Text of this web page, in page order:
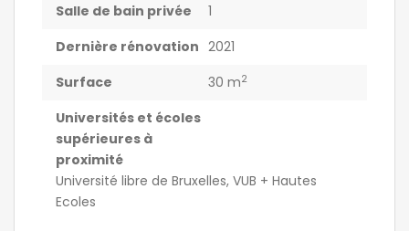
Salle de bain privée
1
Dernière rénovation 2021
Surface
30 m2
Universités et écoles
supérieures à
proximité
Université libre de Bruxelles, VUB + Hautes
Ecoles